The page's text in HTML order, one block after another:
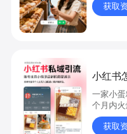
获取
小红书
一家小
个月内
是——巧
“种草”到
获取